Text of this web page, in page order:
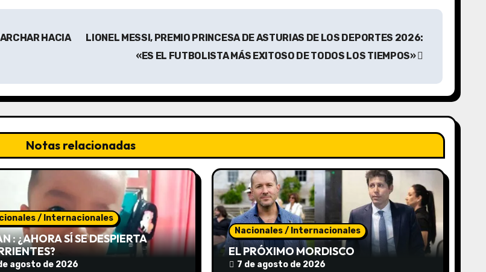
HACIA
LIONEL MESSI, PREMIO PRINCESA DE ASTURIAS DE LOS DEPORTES 2026:
«ES EL FUTBOLISTA MÁS EXITOSO DE TODOS LOS TIEMPOS»
Notas relacionadas
/ Internacionales
: ¿AHORA SÍ SE DESPIERTA
agosto de 2026
Nacionales / Internacionales
EL PRÓXIMO MORDISCO
7 de agosto de 2026